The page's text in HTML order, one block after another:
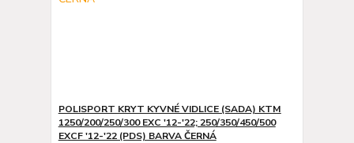
POLISPORT KRYT KYVNÉ VIDLICE (SADA) KTM
1250/200/250/300 EXC '12-'22; 250/350/450/500
EXCF '12-'22 (PDS) BARVA ČERNÁ